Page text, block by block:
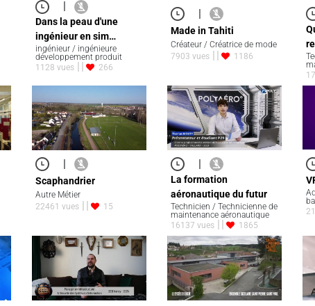
Dans la peau d'une
ingénieur en sim…
ingénieur / ingénieure
développement produit
1128 vues
266
|
Made in Tahiti
Créateur / Créatrice de mode
7903 vues
1186
|
Scaphandrier
Autre Métier
22461 vues
15
|
La formation
aéronautique du futur
Technicien / Technicienne de
maintenance aéronautique
16137 vues
1865